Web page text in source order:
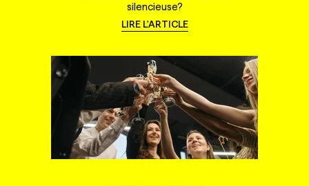
silencieuse?
LIRE L'ARTICLE